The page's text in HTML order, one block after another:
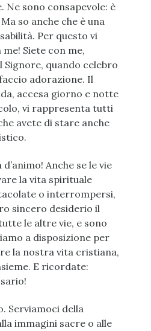
Ne sono consapevole: è
so anche che è una
Per questo vi
Siete con me,
quando celebro
adorazione. Il
accesa giorno e notte
vi rappresenta tutti
avete di stare anche
Anche se le vie
la vita spirituale
o interrompersi,
sincero desiderio il
le altre vie, e sono
a disposizione per
la nostra vita cristiana,
E ricordate:
Serviamoci della
immagini sacre o alle